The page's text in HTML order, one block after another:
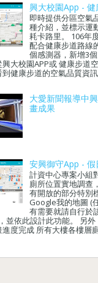
興大校園App - 健
即時提供分區空氣
種介紹，並標示運
耗卡路里。 106年
配合健康步道路線
個感測器，新增3個
興大校園APP或 健康步道
健康步道的空氣品質資
大愛新聞報導中
畫成果
安興御守App -
計資中心專案小組
廁所位置實地調查
有開放的部分特別
Google我的地圖 (
有需要就請自行於
並依此設計此功能。 另
度完成 所有大樓各樓層